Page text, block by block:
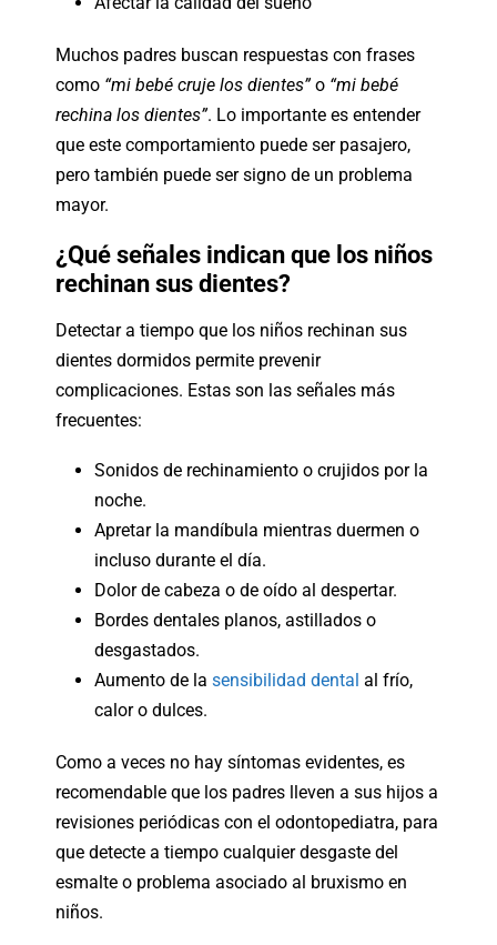
Muchos padres buscan respuestas con frases
como “mi bebé cruje los dientes”o “mi bebé
rechina los dientes”. Lo importante es entender
que este comportamiento puede ser pasajero,
pero también puede ser signo de un problema
mayor.
¿Qué señales indican que los niños
rechinan sus dientes?
Detectar a tiempo que los niños rechinan sus
dientes dormidos permite prevenir
complicaciones. Estas son las señales más
frecuentes:
Sonidos de rechinamiento o crujidos por la
noche.
Apretar la mandíbula mientras duermen o
incluso durante el día.
Dolor de cabeza o de oído al despertar.
Bordes dentales planos, astillados o
desgastados.
Aumento de la sensibilidad dental al frío,
calor o dulces.
Como a veces no hay síntomas evidentes, es
recomendable que los padres lleven a sus hijos a
revisiones periódicas con el odontopediatra, para
que detecte a tiempo cualquier desgaste del
esmalte o problema asociado al bruxismo en
niños.